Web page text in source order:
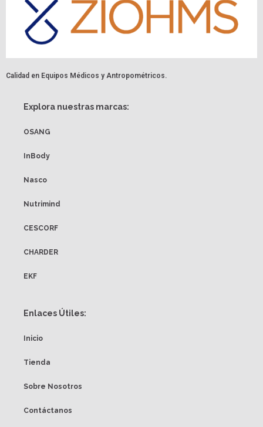
Calidad en Equipos Médicos y Antropométricos.
Explora nuestras marcas:
OSANG
InBody
Nasco
Nutrimind
CESCORF
CHARDER
EKF
Enlaces Útiles:
Inicio
Tienda
Sobre Nosotros
Contáctanos